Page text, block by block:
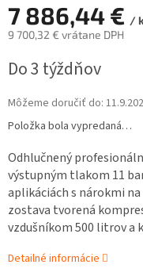
7 886,44 € /
9 700,32 € vrátane DPH
cena:
Do 3 týždňov
Môžeme doručiť do:
Položka bola vypredaná…
Odhlučnený
výstupným tlakom 11
aplikáciách s nárokmi
zostava tvorená
vzdušníkom 500 litrov a
Detailné informácie